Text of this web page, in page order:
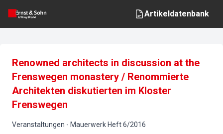
Artikeldatenbank
Renowned architects in discussion at the
Frenswegen monastery / Renommierte
Architekten diskutierten im Kloster
Frenswegen
Veranstaltungen - Mauerwerk Heft6/2016